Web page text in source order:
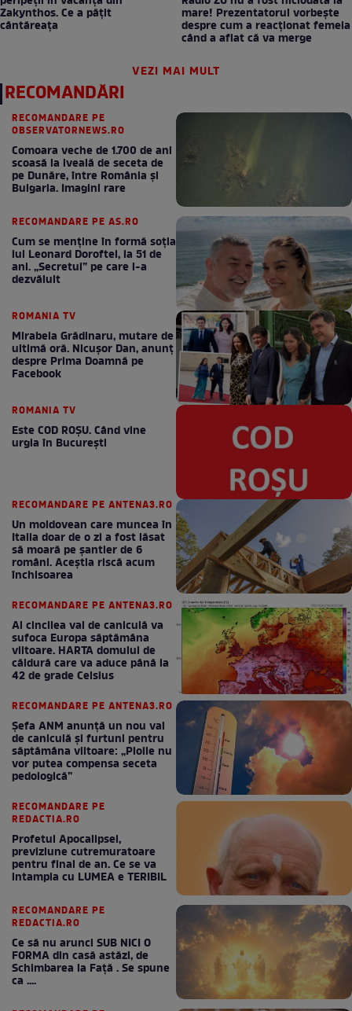
Zakynthos. Ce a pățit
cântăreața
mare! Prezentatorul vorbește
despre cum a reacționat femeia
când a aflat că va merge
VEZI MAI MULT
RECOMANDĂRI
RECOMANDARE PE
OBSERVATORNEWS.RO
Comoara veche de 1.700 de ani
scoasă la iveală de seceta de
pe Dunăre, între România şi
Bulgaria. Imagini rare
RECOMANDARE PE AS.RO
Cum se menţine în formă soţia
lui Leonard Doroftei, la 51 de
ani. „Secretul” pe care l-a
dezvăluit
ROMANIA TV
Mirabela Grădinaru, mutare de
ultimă oră. Nicuşor Dan, anunţ
despre Prima Doamnă pe
Facebook
ROMANIA TV
Este COD ROŞU. Când vine
urgia în Bucureşti
RECOMANDARE PE ANTENA3.RO
Un moldovean care muncea în
Italia doar de o zi a fost lăsat
să moară pe şantier de 6
români. Aceștia riscă acum
închisoarea
RECOMANDARE PE ANTENA3.RO
Al cincilea val de caniculă va
sufoca Europa săptămâna
viitoare. HARTA domului de
căldură care va aduce până la
42 de grade Celsius
RECOMANDARE PE ANTENA3.RO
Șefa ANM anunță un nou val
de caniculă și furtuni pentru
săptămâna viitoare: „Ploile nu
vor putea compensa seceta
pedologică”
RECOMANDARE PE
REDACTIA.RO
Profetul Apocalipsei,
previziune cutremuratoare
pentru final de an. Ce se va
intampla cu LUMEA e TERIBIL
RECOMANDARE PE
REDACTIA.RO
Ce să nu arunci SUB NICI O
FORMA din casă astăzi, de
Schimbarea la Față . Se spune
ca ....